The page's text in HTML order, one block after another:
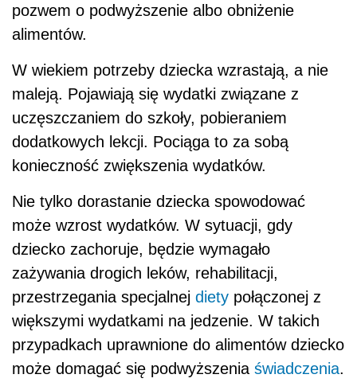
pozwem o podwyższenie albo obniżenie
alimentów.
W wiekiem potrzeby dziecka wzrastają, a nie
maleją. Pojawiają się wydatki związane z
uczęszczaniem do szkoły, pobieraniem
dodatkowych lekcji. Pociąga to za sobą
konieczność zwiększenia wydatków.
Nie tylko dorastanie dziecka spowodować
może wzrost wydatków. W sytuacji, gdy
dziecko zachoruje, będzie wymagało
zażywania drogich leków, rehabilitacji,
przestrzegania specjalnej diety połączonej z
większymi wydatkami na jedzenie. W takich
przypadkach uprawnione do alimentów dziecko
może domagać się podwyższenia świadczenia.